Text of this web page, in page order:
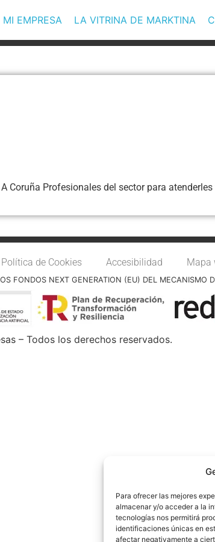
Para ofrecer las mejores
almacenar y/o acceder a la
tecnologías nos permitirá
identificaciones únicas en
afectar negativamente a
EMPRESA LA VITRINA DE MARKTINA
Coruña Profesionales del sector para
Política de Cookies Accesibilidad Mapa
FONDOS NEXT GENERATION (EU) DEL MECANISMO
– Todos los derechos reservados.